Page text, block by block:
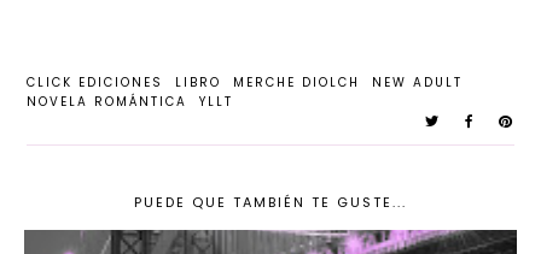
CLICK EDICIONES LIBRO MERCHE DIOLCH
NEW ADULT
NOVELA ROMÁNTICA
YLLT
PUEDE QUE TAMBIÉN TE GUSTE...